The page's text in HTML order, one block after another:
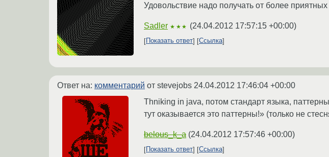
Удовольствие надо получать от более
Sadler ★★★ (24.04.2012 17:57:15 +00:00)
Показать ответ Ссылка
Ответ на: комментарий от stevejobs 24.04.2012 17:46:04 +00:00
Thniking in java, потом стандарт языка,
тут оказывается это паттерны!» (только не
belous_k_a (24.04.2012 17:57:46 +00:00)
Показать ответ Ссылка